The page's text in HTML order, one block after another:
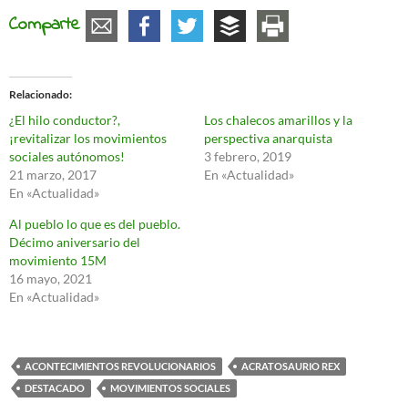
Comparte
Relacionado
¿El hilo conductor?,
¡revitalizar los movimientos
sociales autónomos!
21 marzo, 2017
En «Actualidad»
Los chalecos amarillos y la
perspectiva anarquista
3 febrero, 2019
En «Actualidad»
Al pueblo lo que es del pueblo.
Décimo aniversario del
movimiento 15M
16 mayo, 2021
En «Actualidad»
ACONTECIMIENTOS REVOLUCIONARIOS
ACRATOSAURIO REX
DESTACADO
MOVIMIENTOS SOCIALES